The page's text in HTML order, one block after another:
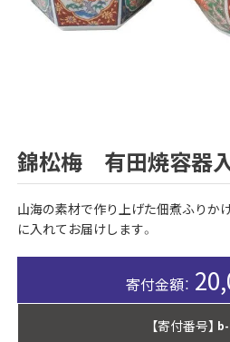
錦松梅 有田焼容器
山海の素材で作り上げた佃煮ふりか
に入れてお届けします。
【寄付番号】